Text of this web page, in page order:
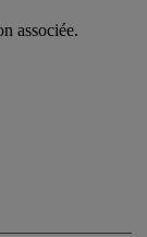
associée.